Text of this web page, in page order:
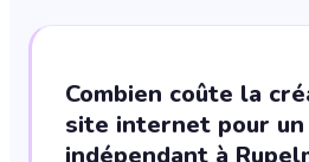
Combien coûte la
site internet pour un
indépendant à